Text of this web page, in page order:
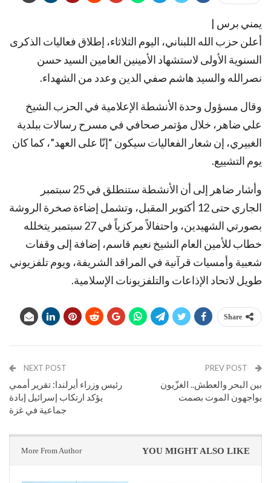
يمني برس |
أعلن حزب الله اللبناني، اليوم الثلاثاء، إطلاق فعاليات الذكرى
السنوية الأولى لاستشهاد الأمينين العامين السيد حسن
نصرالله والسيد هاشم صفي الدين وعدد من الشهداء.
وقال مسؤول وحدة الأنشطة الإعلامية في الحزب الشيخ
علي ضاهر، خلال مؤتمر صحافي في مسرح رسالات ببلدية
الغبيري، إن شعار الفعاليات سيكون “إنّا على العهد”، كما كان
يوم التشييع.
وأشار ضاهر إلى أن الأنشطة ستنطلق في 25 سبتمبر
الجاري حتى 12 أكتوبر المقبل، وتشمل إضاءة صخرة الروشة
بصورتي الشهيدين، واحتفالاً مركزياً في 27 سبتمبر يتخلله
خطاب للأمين العام الشيخ نعيم قاسم، إضافة إلى وقفات
شعبية وأمسيات قرآنية في المراقد الشريفة، ويوم تلفزيوني
طويل لاتحاد الإذاعات والتلفزيونات الإسلامية.
Share
بين البحر والعطش.. الغزّيون
يواجهون الموت بصمت
NEXT POST
رئيس وزراء أيرلندا: تقرير أممي
يؤكد ارتكاب إسرائيل إبادة
جماعية في غزة
YOU MIGHT ALSO LIKE
More From Author